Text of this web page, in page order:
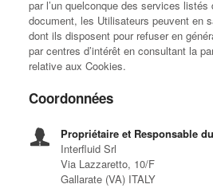
par l’un quelconque des services
document, les Utilisateurs peuvent en
dont ils disposent pour refuser en
par centres d’intérêt en consultant la
relative aux Cookies.
Coordonnées
Propriétaire et Responsable
Interfluid Srl
Via Lazzaretto, 10/F
Gallarate (VA) ITALY